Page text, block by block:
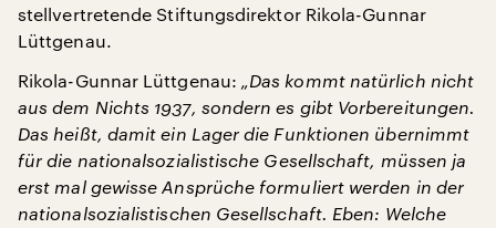
stellvertretende Stiftungsdirektor Rikola-Gunnar
Lüttgenau.
Rikola-Gunnar Lüttgenau: „Das kommt natürlich nicht
aus dem Nichts 1937, sondern es gibt Vorbereitungen.
Das heißt, damit ein Lager die Funktionen übernimmt
für die nationalsozialistische Gesellschaft, müssen ja
erst mal gewisse Ansprüche formuliert werden in der
nationalsozialistischen Gesellschaft. Eben: Welche